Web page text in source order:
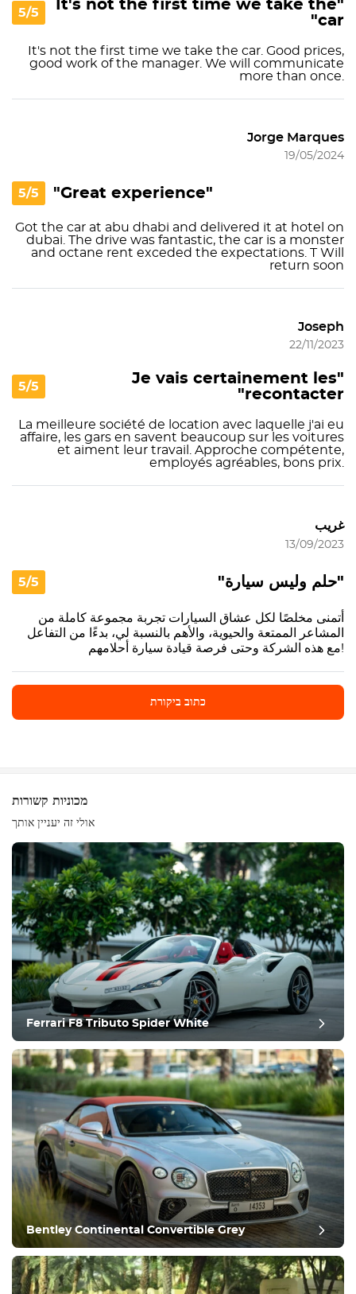
5/5
"It's not the first time we take the
car"
It's not the first time we take the car. Good prices,
good work of the manager. We will communicate
more than once.
Jorge Marques
19/05/2024
5/5 "Great experience"
Got the car at abu dhabi and delivered it at hotel on
dubai. The drive was fantastic, the car is a monster
and octane rent exceded the expectations. T Will
return soon
Joseph
22/11/2023
5/5
"Je vais certainement les
recontacter"
La meilleure société de location avec laquelle j'ai eu
affaire, les gars en savent beaucoup sur les voitures
et aiment leur travail. Approche compétente,
employés agréables, bons prix.
غريب
13/09/2023
5/5 "حلم وليس سيارة"
أتمنى مخلصًا لكل عشاق السيارات تجربة مجموعة كاملة من
المشاعر الممتعة والحيوية، والأهم بالنسبة لي، بدءًا من التفاعل
مع هذه الشركة وحتى فرصة قيادة سيارة أحلامهم!
כתוב ביקורת
ציוד
נוח
בקרת אקלים
נהיגה
תנאי
ביקורת פוסט
מכוניות קשורות
אולי זה יעניין אותך
Ferrari F8 Tributo Spider White
Bentley Continental Convertible Grey